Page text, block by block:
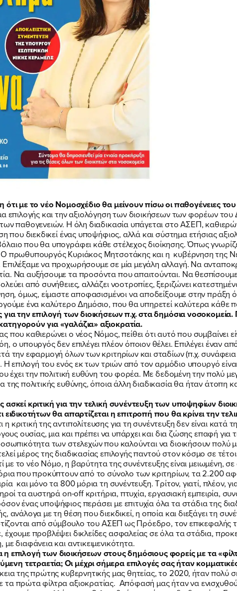
ΠΟΙΑ ΕΙΜΑΙ
ΕΡΓΟ
ΕΚΔΗΛΩΣΕΙΣ
ΝΕΑ
ΕΛΑ ΚΙ ΕΣΥ
FB IN TW YT LN VB TIKTOK
ότι με το νέο Νομοσχέδιο θα μείνουν πίσω οι παθογένειες
και την αξιολόγηση των διοικήσεων των φορέων του
παθογενειών. Η όλη διαδικασία υπάγεται στο ΑΣΕΠ,
που διεκδικεί ένας υποψήφιος, αλλά και σύστημα ετήσιας
που θα υπογράφει κάθε στέλεχος διοίκησης. Όπως
Ο πρωθυπουργός Κυριάκος Μητσοτάκης και η κυβέρνηση της
να προχωρήσουμε σε μία μεγάλη αλλαγή. Να
Να αυξήσουμε τα προσόντα που απαιτούνται. Να
από συνήθειες, αλλάζει νοοτροπίες, ξεριζώνει
όμως, είμαστε αποφασισμένοι να αποδείξουμε στην πράξη
ένα καλύτερο Δημόσιο, που θα υπηρετεί καλύτερα κάθε
την επιλογή των διοικήσεων π.χ. στα δημόσια νοσοκομεία.
για «γαλάζια» αξιοκρατία.
που καθιερώνει ο νέος Νόμος, πείθει ότι αυτό που συμβαίνει
ο υπουργός δεν επιλέγει πλέον όποιον θέλει. Επιλέγει έναν
την εφαρμογή όλων των κριτηρίων και σταδίων (π.χ. συνάφεια
Η επιλογή του ενός εκ των τριών από τον αρμόδιο υπουργό
έχει την πολιτική ευθύνη του φορέα. Με δεδομένη την πολύ
πολιτικής ευθύνης, όποια άλλη διαδικασία θα ήταν άτοπη
κριτική για την τελική συνέντευξη των υποψηφίων
θα απαρτίζεται η επιτροπή που θα κρίνει την
κριτική της αντιπολίτευσης για τη συνέντευξη δεν είναι
ουσίας, μια και πρέπει να υπάρχει και δια ζώσης επαφή
των στελεχών που καλούνται να διοικήσουν πολύ
μέρος της διαδικασίας επιλογής παντού στον κόσμο σε
με το νέο Νόμο, η βαρύτητα της συνέντευξης είναι μειωμένη,
που προκύπτουν από το σύνολο των κριτηρίων, τα 2.200
και μόνο τα 800 μόρια τη συνέντευξη. Τρίτον, γιατί, πλέον,
τα αυστηρά on-off κριτήρια, πτυχία, εργασιακή εμπειρία,
ένας υποψήφιος περάσει με επιτυχία όλα τα στάδια της
ανάλογα με τη θέση που διεκδικεί, η οποία και διεξάγει τη
από σύμβουλο του ΑΣΕΠ ως Πρόεδρο, τον επικεφαλής
προβλέψει δικλείδες ασφαλείας σε όλα τα στάδια,
διαφάνεια και αντικειμενικότητα.
η επιλογή των διοικήσεων στους δημόσιους φορείς με τα
τετραετία; Οι μέχρι σήμερα επιλογές σας ήταν
της πρώτης κυβερνητικής μας θητείας, το 2020, ήταν πολύ
πρώτα φίλτρα αξιοκρατίας. Απόφασή μας ήταν να